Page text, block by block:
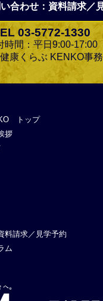
合わせ：資料請求／
03-5772-1330
時間：平日9:00-17:00
康くらぶ KENKO事
トップ
拶
料請求／見学予約
ム